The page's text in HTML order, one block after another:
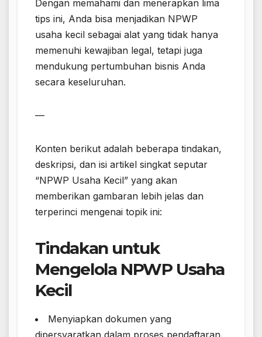
Dengan memahami dan menerapkan lima
tips ini, Anda bisa menjadikan NPWP
usaha kecil sebagai alat yang tidak hanya
memenuhi kewajiban legal, tetapi juga
mendukung pertumbuhan bisnis Anda
secara keseluruhan.
—
Konten berikut adalah beberapa tindakan,
deskripsi, dan isi artikel singkat seputar
“NPWP Usaha Kecil” yang akan
memberikan gambaran lebih jelas dan
terperinci mengenai topik ini:
Tindakan untuk
Mengelola NPWP Usaha
Kecil
Menyiapkan dokumen yang